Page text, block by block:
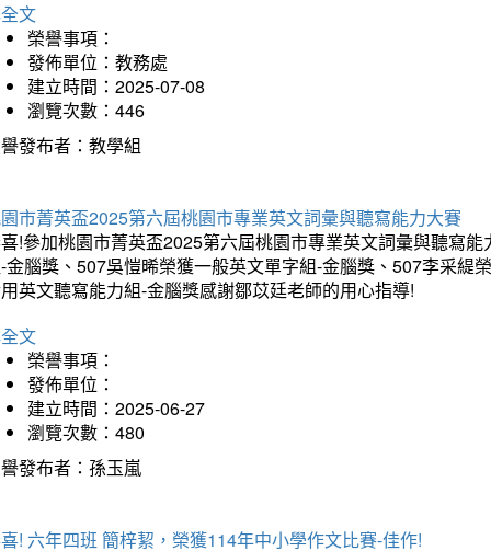
文
榮譽事項：
發佈單位：教務處
建立時間：2025-07-08
瀏覽次數：446
發布者：教學組
市菁英盃2025第六屆桃園市專業英文詞彙與聽寫能力大賽
!參加桃園市菁英盃2025第六屆桃園市專業英文詞彙與聽寫
金腦獎、507吳愷晞榮獲一般英文單字組-金腦獎、507李采緹
英文聽寫能力組-金腦獎感謝鄒苡廷老師的用心指導!
文
榮譽事項：
發佈單位：
建立時間：2025-06-27
瀏覽次數：480
發布者：孫玉嵐
! 六年四班 簡梓絜，榮獲114年中小學作文比賽-佳作!